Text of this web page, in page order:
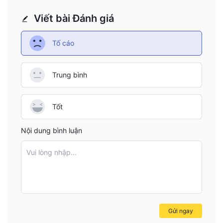
Viết bài Đánh giá
Tố cáo
Trung bình
Tốt
Nội dung bình luận
Vui lòng nhập...
Gửi ngay